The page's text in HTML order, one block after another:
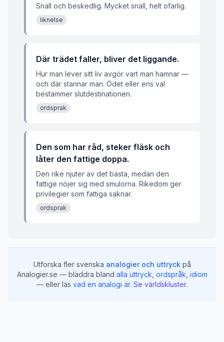
Snäll och beskedlig. Mycket snäll, helt ofarlig.
liknelse
Där trädet faller, bliver det liggande.
Hur man lever sitt liv avgör vart man hamnar —
och där stannar man. Ödet eller ens val
bestämmer slutdestinationen.
ordsprak
Den som har råd, steker fläsk och
låter den fattige doppa.
Den rike njuter av det bästa, medan den
fattige nöjer sig med smulorna. Rikedom ger
privilegier som fattiga saknar.
ordsprak
Utforska fler svenska analogier och uttryck på
Analogier.se — bläddra bland alla uttryck ordspråk idiom
— eller läs vad en analogi är. Se världskluster.